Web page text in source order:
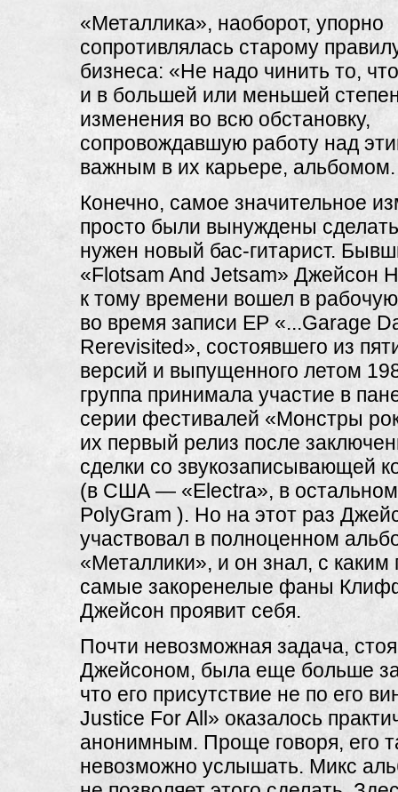
«Металлика», наоборот, упорно
сопротивлялась старому
бизнеса: «Не надо чинить то,
и в большей или меньшей
изменения во всю обстановку,
сопровождавшую работу над
важным в их карьере, альбомом.
Конечно, самое значительное
просто были вынуждены
нужен новый бас-гитарист.
«Flotsam And Jetsam» Джейсон
к тому времени вошел в
во время записи ЕР «...Garage
Rerevisited», состоявшего из
версий и выпущенного летом
группа принимала участие в
серии фестивалей «Монстры
их первый релиз после
сделки со звукозаписывающей
(в США — «Electra», в
PolyGram ). Но на этот раз
участвовал в полноценном
«Металлики», и он знал, с каким
самые закоренелые фаны
Джейсон проявит себя.
Почти невозможная задача,
Джейсоном, была еще больше
что его присутствие не по его
Justice For All» оказалось
анонимным. Проще говоря, его
невозможно услышать. Микс